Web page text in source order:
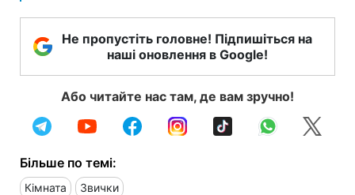
Не пропустіть головне! Підпишіться на
наші оновлення в Google!
Або читайте нас там, де вам зручно!
Більше по темі:
Кімната Звички